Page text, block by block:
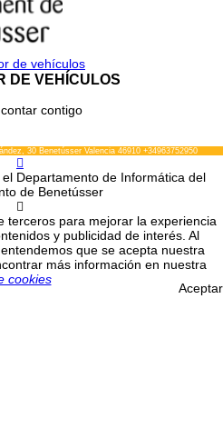
de vehículos
DE VEHÍCULOS
contigo
30 Benetússer Valencia 46910 +34963752950
Departamento de Informática del
de Benetússer
terceros para mejorar la experiencia
y publicidad de interés. Al
que se acepta nuestra
más información en nuestra
cookies
Aceptar